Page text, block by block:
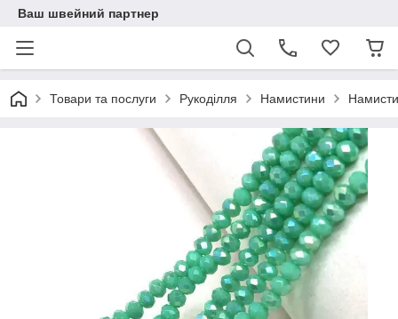
Ваш швейний партнер
Товари та послуги Рукоділля Намистини